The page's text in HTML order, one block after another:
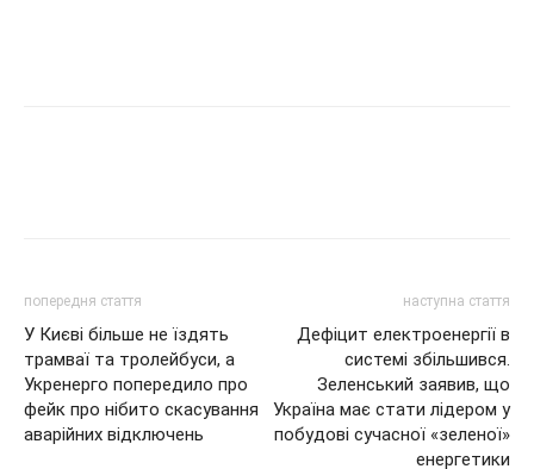
попередня стаття
У Києві більше не їздять
трамваї та тролейбуси, а
Укренерго попередило про
фейк про нібито скасування
аварійних відключень
наступна стаття
Дефіцит електроенергії в
системі збільшився.
Зеленський заявив, що
Україна має стати лідером у
побудові сучасної «зеленої»
енергетики